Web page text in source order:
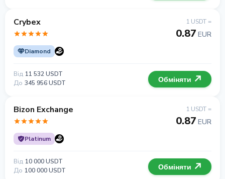
Crybex
Diamond
1 USDT =
0.87 EUR
Від 11 532 USDT
До 345 956 USDT Обміняти
Bizon Exchange
Platinum
1 USDT =
0.87 EUR
Від 10 000 USDT
До 100 000 USDT Обміняти